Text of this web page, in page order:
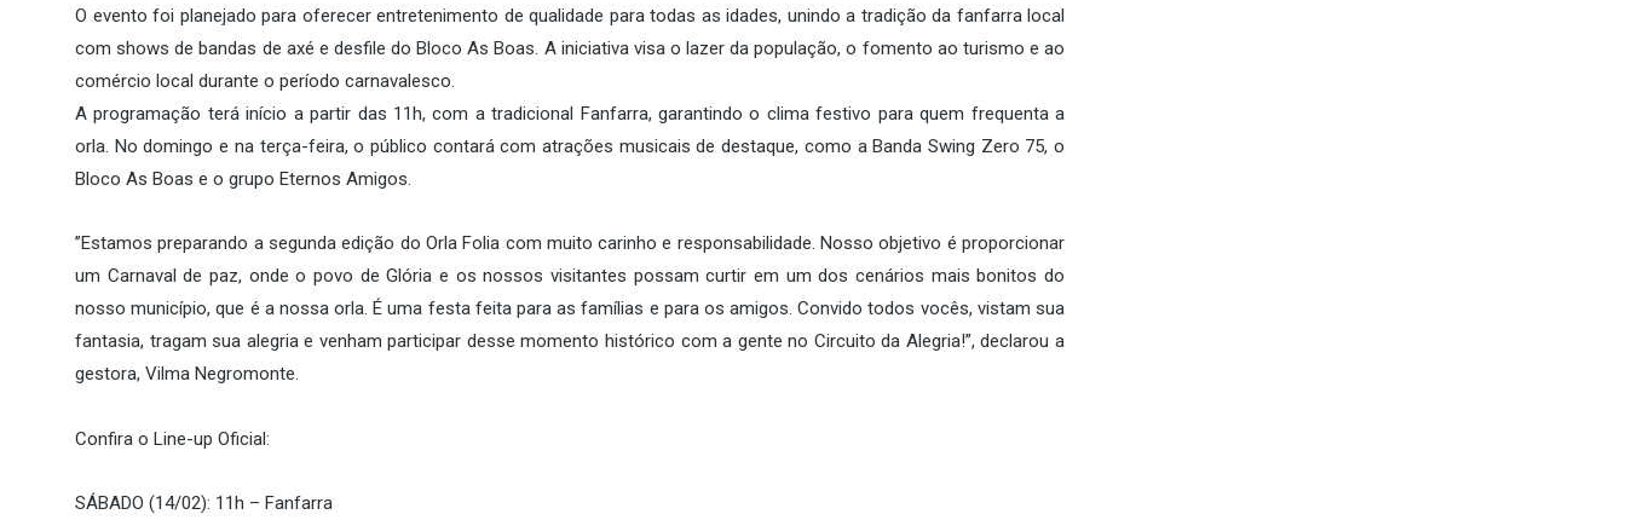
​O evento foi planejado para oferecer entretenimento de qualidade para todas as idades, unindo a tradição da fanfarra local
com shows de bandas de axé e desfile do Bloco As Boas. A iniciativa visa o lazer da população, o fomento ao turismo e ao
comércio local durante o período carnavalesco.
​A programação terá início a partir das 11h, com a tradicional Fanfarra, garantindo o clima festivo para quem frequenta a
orla. No domingo e na terça-feira, o público contará com atrações musicais de destaque, como a Banda Swing Zero 75, o
Bloco As Boas e o grupo Eternos Amigos.
​”Estamos preparando a segunda edição do Orla Folia com muito carinho e responsabilidade. Nosso objetivo é proporcionar
um Carnaval de paz, onde o povo de Glória e os nossos visitantes possam curtir em um dos cenários mais bonitos do
nosso município, que é a nossa orla. É uma festa feita para as famílias e para os amigos. Convido todos vocês, vistam sua
fantasia, tragam sua alegria e venham participar desse momento histórico com a gente no Circuito da Alegria!”, declarou a
gestora, Vilma Negromonte.
​Confira o Line-up Oficial:
​SÁBADO (14/02): 11h – Fanfarra